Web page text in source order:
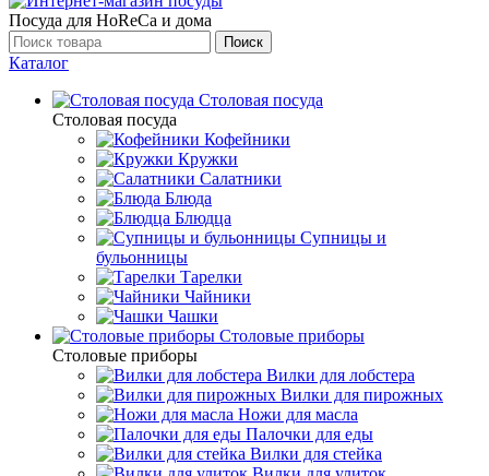
Посуда для HoReCa и дома
Поиск
Каталог
Столовая посуда
Столовая посуда
Кофейники
Кружки
Салатники
Блюда
Блюдца
Супницы и
бульонницы
Тарелки
Чайники
Чашки
Cтоловые приборы
Cтоловые приборы
Вилки для лобстера
Вилки для пирожных
Ножи для масла
Палочки для еды
Вилки для стейка